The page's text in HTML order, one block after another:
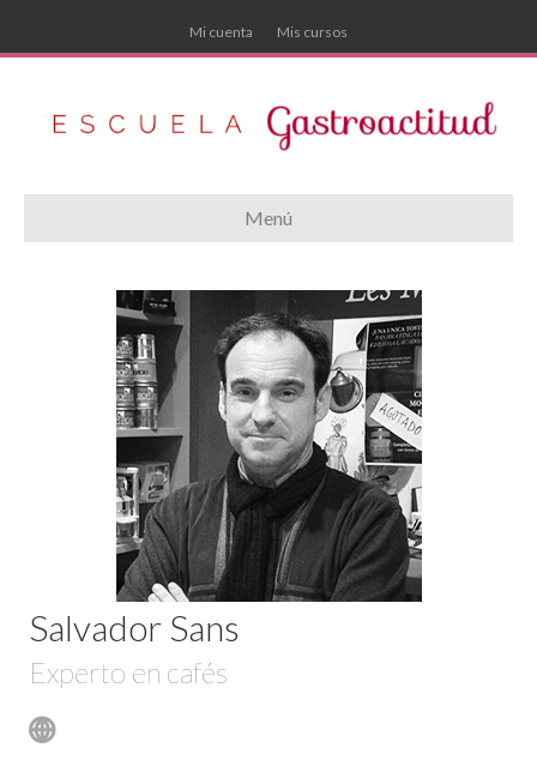
Mi cuenta Mis cursos
Menú
Salvador Sans
Experto en cafés